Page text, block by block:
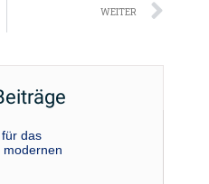
WEITER
das
modernen